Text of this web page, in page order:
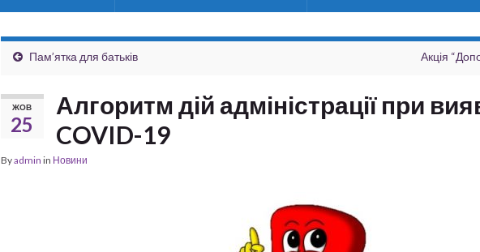
Пам’ятка для батьків Акція
ЖОВ
25
Алгоритм дій адміністрації при
COVID-19
Byadmin in Новини